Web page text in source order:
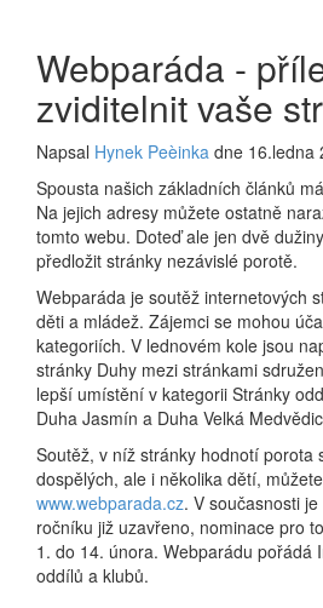
Webparáda -
zviditelnit vaše
Napsal Hynek Peèinka dne 16.ledna
Spousta našich základních článků
Na jejich adresy můžete ostatně
tomto webu. Doteď ale jen dvě
předložit stránky nezávislé porotě.
Webparáda je soutěž internetových
děti a mládež. Zájemci se mohou
kategoriích. V lednovém kole jsou
stránky Duhy mezi stránkami
lepší umístění v kategorii Stránky
Duha Jasmín a Duha Velká
Soutěž, v níž stránky hodnotí porota
dospělých, ale i několika dětí,
www.webparada.cz. V současnosti
ročníku již uzavřeno, nominace pro
1. do 14. února. Webparádu pořádá
oddílů a klubů.